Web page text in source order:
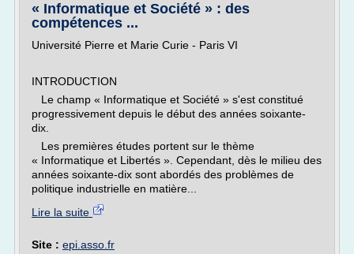
« Informatique et Société » : des
compétences ...
Université Pierre et Marie Curie - Paris VI
INTRODUCTION
Le champ « Informatique et Société » s'est constitué
progressivement depuis le début des années soixante-
dix.
Les premières études portent sur le thème
« Informatique et Libertés ». Cependant, dès le milieu des
années soixante-dix sont abordés des problèmes de
politique industrielle en matière...
Lire la suite
Site : epi.asso.fr